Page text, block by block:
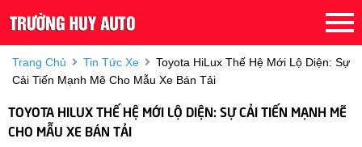
Trang Chủ Tin Tức Xe
Toyota HiLux Thế Hệ Mới Lộ Diện: Sự
Cải Tiến Mạnh Mẽ Cho Mẫu Xe Bán Tải
TOYOTA HILUX THẾ HỆ MỚI LỘ DIỆN: SỰ CẢI TIẾN MẠNH MẼ
CHO MẪU XE BÁN TẢI